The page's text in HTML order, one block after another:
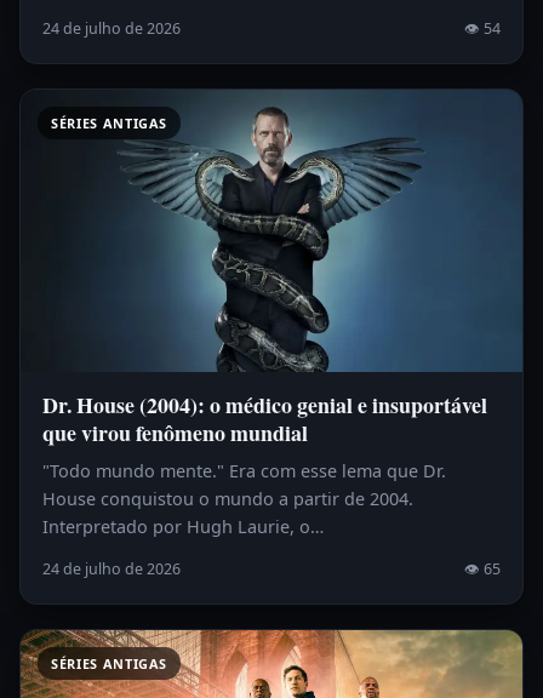
24 de julho de 2026 👁 54
SÉRIES ANTIGAS
Dr. House (2004): o médico genial e insuportável
que virou fenômeno mundial
"Todo mundo mente." Era com esse lema que Dr.
House conquistou o mundo a partir de 2004.
Interpretado por Hugh Laurie, o…
24 de julho de 2026 👁 65
SÉRIES ANTIGAS